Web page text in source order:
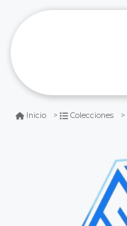
Inicio Colecciones